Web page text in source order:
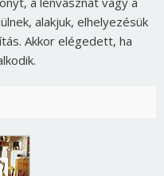
alakjuk, elhelyezésük
Akkor elégedett, ha